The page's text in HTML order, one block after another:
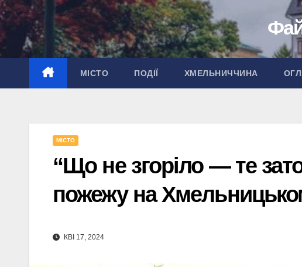
Перейти
вмісту
МІСТО ПОДІЇ ХМЕЛЬНИЧЧИНА
МІСТО
“Що не згоріло — те
пожежу на
КВІ 17, 2024